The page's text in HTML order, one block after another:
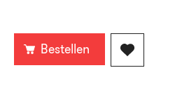
Bestellen